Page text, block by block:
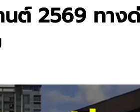
นต์ 2569 ทาง